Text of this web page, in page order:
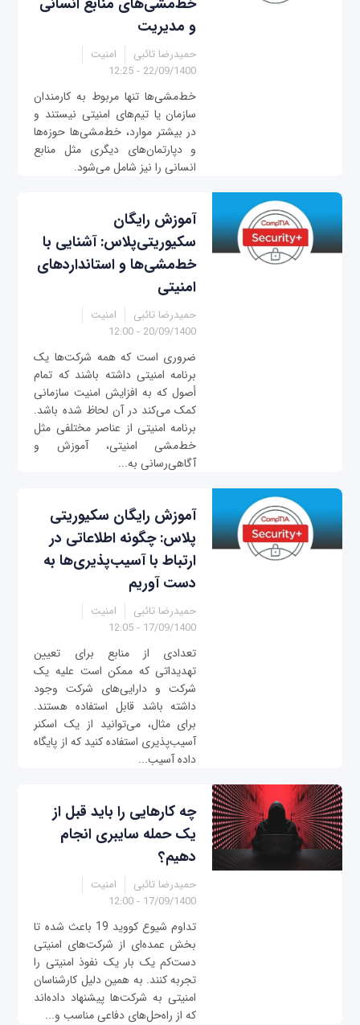
و مدیریت
حمیدرضا تائبی
امنیت
22/09/1400 - 12:25
خط‌مشی‌ها تنها مربوط به کارمندان
سازمان یا تیم‌های امنیتی نیستند و
در بیشتر موارد، خط‌مشی‌ها حوزه‌ها
و دپارتمان‌های دیگری مثل منابع
انسانی را نیز شامل می‌شود.
آموزش رایگان
سکیوریتی‌پلاس: آشنایی با
خط‌مشی‌ها و استانداردهای
امنیتی
حمیدرضا تائبی
امنیت
20/09/1400 - 12:00
ضروری است که همه شرکت‌ها یک
برنامه امنیتی داشته باشند که تمام
أصول که به افزایش امنیت سازمانی
کمک می‌کند در آن لحاظ شده باشد.
برنامه امنیتی از عناصر مختلفی مثل
خط‌مشی امنیتی، آموزش و
آگاهی‌رسانی به...
آموزش رایگان سکیوریتی
پلاس: چگونه اطلاعاتی در
ارتباط با آسیب‌پذیری‌ها به
دست آوریم
حمیدرضا تائبی
امنیت
17/09/1400 - 12:05
تعدادی از منابع برای تعیین
تهدیداتی که ممکن است علیه یک
شرکت و دارایی‌های شرکت وجود
داشته باشد قابل استفاده هستند.
برای مثال، می‌توانید از یک اسکنر
آسیب‌پذیری استفاده کنید که از پایگاه
داده آسیب‌...
چه کارهایی را باید قبل از
یک حمله سایبری انجام
دهیم؟
حمیدرضا تائبی
امنیت
17/09/1400 - 12:00
تداوم شیوع کووید 19 باعث شده تا
بخش عمده‌ای از شرکت‌های امنیتی
دست‌کم یک بار یک نفوذ امنیتی را
تجربه کنند. به همین دلیل کارشناسان
امنیتی به شرکت‌ها پیشنهاد داده‌اند
که از راه‌حل‌های دفاعی مناسب و...